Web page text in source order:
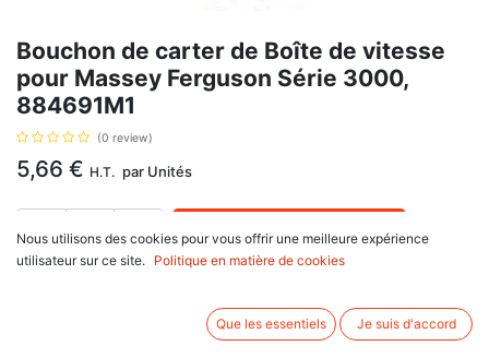
Bouchon de carter de Boîte de vitesse
pour Massey Ferguson Série 3000,
884691M1
(0 review)
5,66 € H.T. par Unités
AJOUTER AU PANIER
Informations complémentaires:
Nous utilisons des cookies pour vous offrir une meilleure expérience
utilisateur sur ce site.
Politique en matière de cookies
Que les essentiels Je suis d'accord